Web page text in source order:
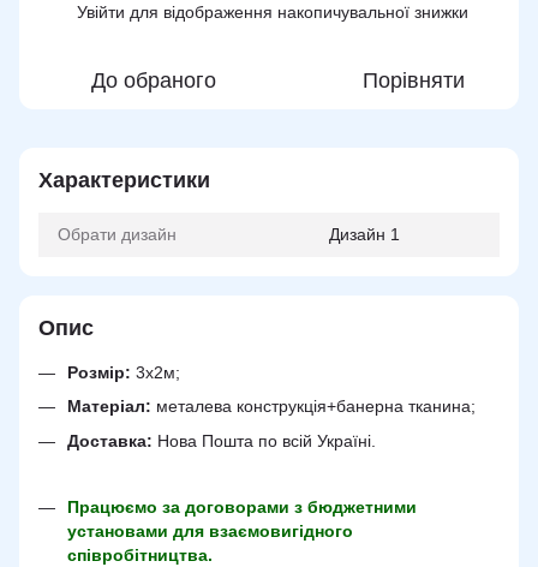
Увійти для відображення накопичувальної знижки
До обраного Порівняти
Характеристики
Обрати дизайн Дизайн 1
Опис
Розмір: 3х2м;
Матеріал: металева конструкція+банерна тканина;
Доставка: Нова Пошта по всій Україні.
Працюємо за договорами з бюджетними
установами для взаємовигідного
співробітництва.